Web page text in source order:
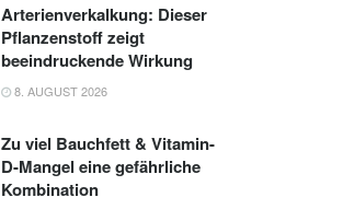
Arterienverkalkung: Dieser
Pflanzenstoff zeigt
beeindruckende Wirkung
8. AUGUST 2026
Zu viel Bauchfett & Vitamin-
D-Mangel eine gefährliche
Kombination